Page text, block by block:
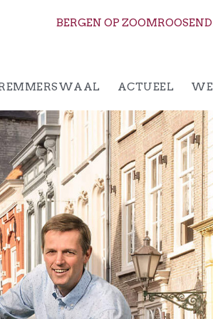
BERGEN OP ZOOM
ACTUEEL